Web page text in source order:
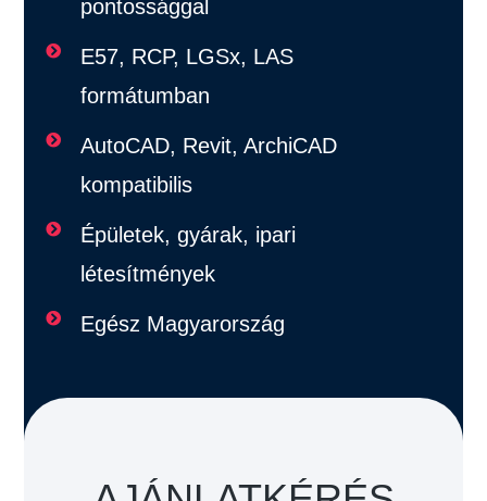
pontossággal
E57, RCP, LGSx, LAS
formátumban
AutoCAD, Revit, ArchiCAD
kompatibilis
Épületek, gyárak, ipari
létesítmények
Egész Magyarország